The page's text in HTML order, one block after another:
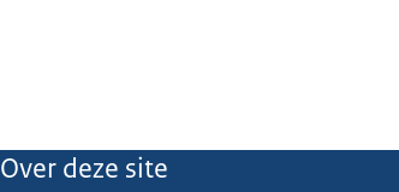
Over deze site